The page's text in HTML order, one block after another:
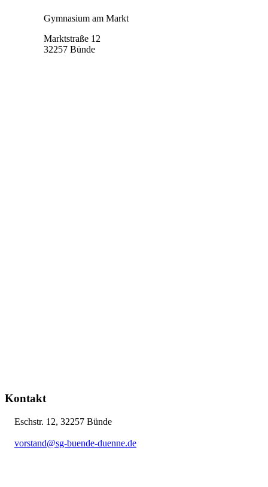
Gymnasium am Markt
Marktstraße 12
32257 Bünde
Kontakt
Eschstr. 12, 32257 Bünde
vorstand@sg-buende-duenne.de